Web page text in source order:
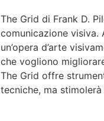
The Grid di Frank D.
comunicazione visiva.
un’opera d’arte
che vogliono
The Grid offre
tecniche, ma